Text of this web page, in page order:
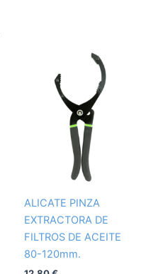
ALICATE PINZA
EXTRACTORA DE
FILTROS DE ACEITE
80-120mm.